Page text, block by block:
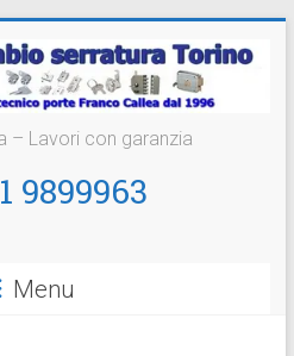
– Lavori con garanzia
9899963
Menu